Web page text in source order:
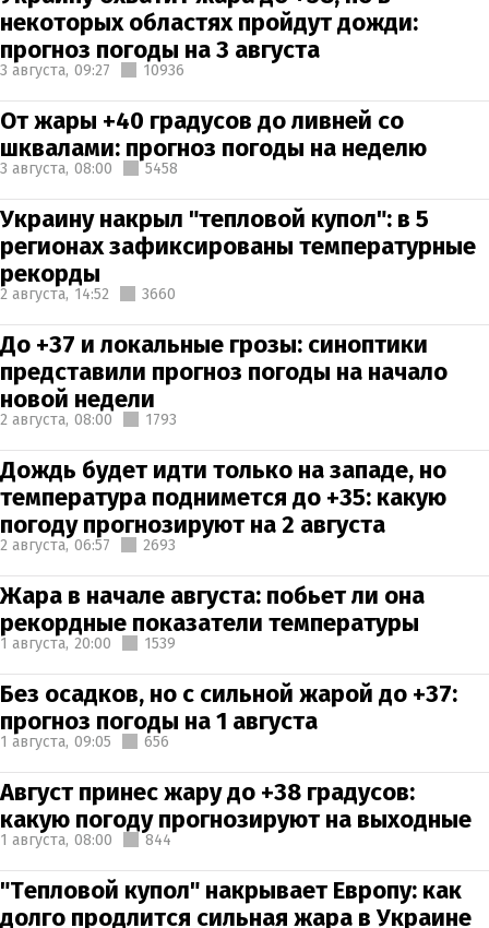
некоторых областях пройдут дожди:
прогноз погоды на 3 августа
3 августа, 09:27 10936
От жары +40 градусов до ливней со
шквалами: прогноз погоды на неделю
3 августа, 08:00 5458
Украину накрыл "тепловой купол": в 5
регионах зафиксированы температурные
рекорды
2 августа, 14:52 3660
До +37 и локальные грозы: синоптики
представили прогноз погоды на начало
новой недели
2 августа, 08:00 1793
Дождь будет идти только на западе, но
температура поднимется до +35: какую
погоду прогнозируют на 2 августа
2 августа, 06:57 2693
Жара в начале августа: побьет ли она
рекордные показатели температуры
1 августа, 20:00 1539
Без осадков, но с сильной жарой до +37:
прогноз погоды на 1 августа
1 августа, 09:05 656
Август принес жару до +38 градусов:
какую погоду прогнозируют на выходные
1 августа, 08:00 844
"Тепловой купол" накрывает Европу: как
долго продлится сильная жара в Украине